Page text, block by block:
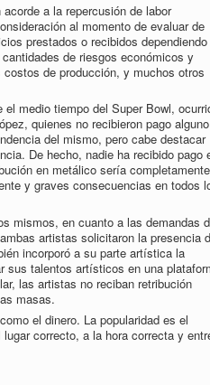
a la repercusión de labor
al momento de evaluar de
prestados o recibidos dependiendo
de riesgos económicos y
de producción, y muchos otros
medio tiempo del Super Bowl,
quienes no recibieron pago alguno
del mismo, pero cabe destacar
De hecho, nadie ha recibido pago
en metálico sería completamente
y graves consecuencias en todos
mismos, en cuanto a las demandas
artistas solicitaron la presencia
incorporó a su parte artística la
sus talentos artísticos en una
las artistas no reciban retribución
masas.
el dinero. La popularidad es el
correcto, a la hora correcta y